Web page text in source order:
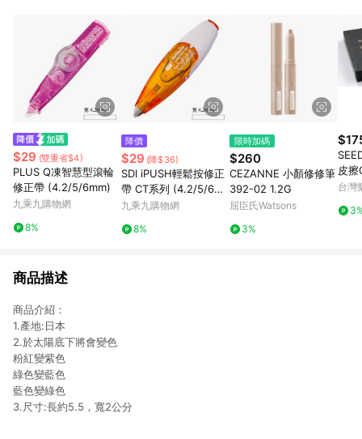
$29 (雙重省$4)
PLUS Q凍智慧型滾輪
修正帶 (4.2/5/6mm)
九乘九購物網
8%
降價
$29 (降$36)
SDI iPUSH輕鬆按修正
帶 CT系列 (4.2/5/6m
m)
九乘九購物網
8%
限時加碼
$260
CEZANNE 小顏修修筆
392-02 1.2G
屈臣氏Watsons
3%
皮
台灣
商品描述
商品介紹：
1.產地:日本
2.於太陽底下將會變色
粉紅變紫色
綠色變藍色
藍色變綠色
3.尺寸:長約5.5，寬2公分